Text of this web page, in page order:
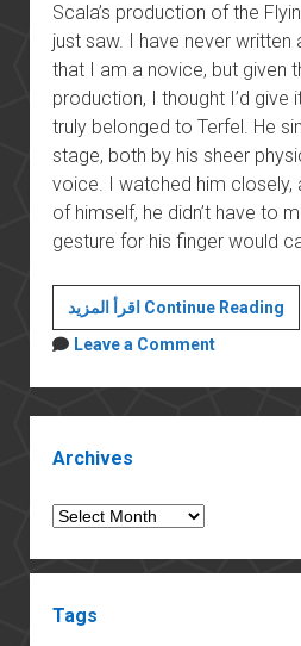
Scala’s production of the
just saw. I have never written
that I am a novice, but given
production, I thought I’d give
truly belonged to Terfel. He
stage, both by his sheer
voice. I watched him closely,
of himself, he didn’t have to
gesture for his finger would
اقرأ المزيد Continue ReadingLa
of
Leave a Comment
Archives
Archives
Tags